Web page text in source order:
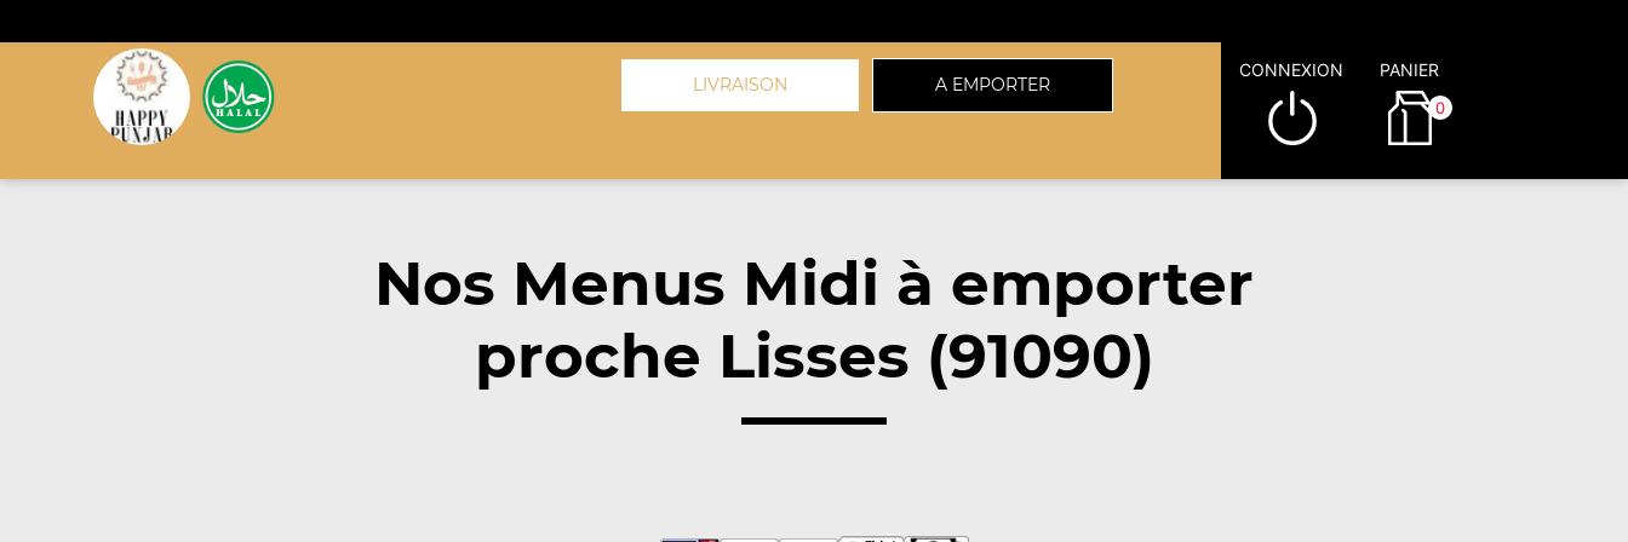
LIVRAISON A EMPORTER
CONNEXION PANIER
0
Nos Menus Midi à emporter
proche Lisses (91090)